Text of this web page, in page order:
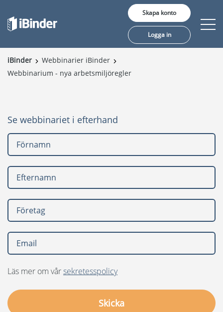
Erbjudande
Insikter
Kunder
Språk:
English
Dansk
Nederlands
Skapa konto
Logga in
iBinder
Webbinarier iBinder
Webbinarium - nya arbetsmiljöregler
Se webbinariet i efterhand
Läs mer om vårsekretesspolicy